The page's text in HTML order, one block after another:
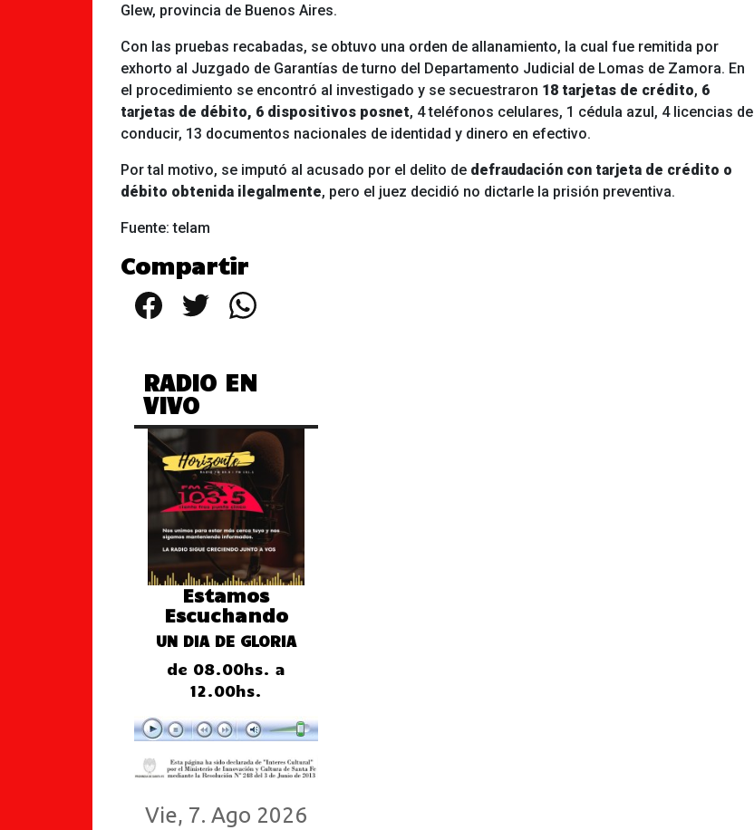
Glew, provincia de Buenos Aires.
Con las pruebas recabadas, se obtuvo una orden de allanamiento, la cual fue remitida por
exhorto al Juzgado de Garantías de turno del Departamento Judicial de Lomas de Zamora. En
el procedimiento se encontró al investigado y se secuestraron 18 tarjetas de crédito, 6
tarjetas de débito, 6 dispositivos posnet, 4 teléfonos celulares, 1 cédula azul, 4 licencias de
conducir, 13 documentos nacionales de identidad y dinero en efectivo.
Por tal motivo, se imputó al acusado por el delito de defraudación con tarjeta de crédito o
débito obtenida ilegalmente, pero el juez decidió no dictarle la prisión preventiva.
Fuente: telam
Compartir
FacebookTwitterWhatsApp
RADIO EN
VIVO
Estamos
Escuchando
UN DIA DE GLORIA
de 08.00hs. a
12.00hs.